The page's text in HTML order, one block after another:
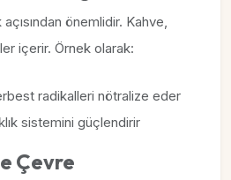
önemlidir. Kahve,
içerir. Örnek olarak:
radikalleri nötralize eder
sistemini güçlendirir
Çevre